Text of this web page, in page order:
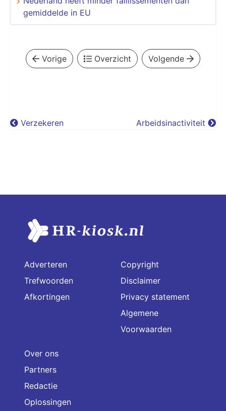
gemiddelde in EU
Vorige Overzicht Volgende
Verzekeren Arbeidsinactiviteit
Adverteren
Trefwoorden
Afkortingen
Copyright
Disclaimer
Privacy statement
Algemene
Voorwaarden
Over ons
Partners
Redactie
Oplossingen